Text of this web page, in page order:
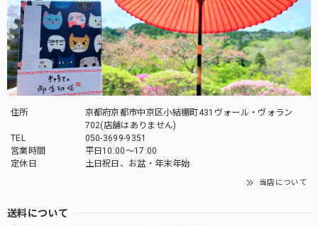
この度は当店をご利用いただきありがとうござ
います。 また機会がありましたらよろしくお願
いいたします。
「御朱印帳を華やかに彩る」御朱印帳 水引ゴムバンド
薄萌葱
2026/04/27
とても素敵な商品でした。 大切に使いたいと思います。 有
この度は当店をご利用いただきありがとうござ
住所
京都府京都市中京区小結棚町431ヴォール・ヴォラン
702(店舗はありません)
TEL
050-3699-9351
営業時間
平日10:00～17:00
定休日
土日祝日、お盆・年末年始
当店について
送料について